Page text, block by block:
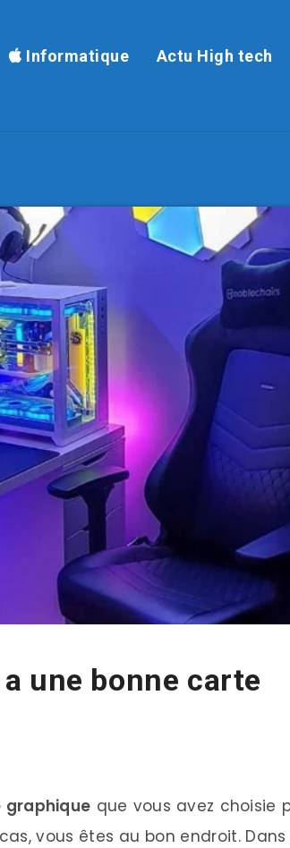
Informatique Actu High tech
une bonne carte
graphique que vous avez choisie
vous êtes au bon endroit.